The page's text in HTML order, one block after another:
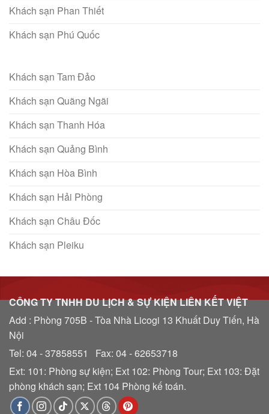
Khách sạn Phan Thiết
Khách sạn Phú Quốc
Khách sạn Tam Đảo
Khách sạn Quãng Ngãi
Khách sạn Thanh Hóa
Khách sạn Quảng Bình
Khách sạn Hòa Bình
Khách sạn Hải Phòng
Khách sạn Châu Đốc
Khách sạn Pleiku
CÔNG TY TNHH DU LỊCH & SỰ KIỆN LIÊN KẾT VIỆT
Add : Phòng 705B - Tòa Nhà Licogi 13 Khuất Duy Tiến, Hà
Nội
Tel: 04 - 37858551 Fax: 04 - 62653718
Ext: 101: Phòng sự kiện; Ext 102: Phòng Tour; Ext 103: Đặt
phòng khách sạn; Ext 104 Phòng kế toán.